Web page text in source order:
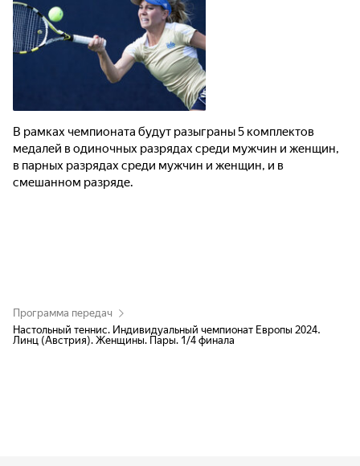
В рамках чемпионата будут разыграны 5 комплектов
медалей в одиночных разрядах среди мужчин и женщин,
в парных разрядах среди мужчин и женщин, и в
смешанном разряде.
Программа передач
Настольный теннис. Индивидуальный чемпионат Европы 2024.
Линц (Австрия). Женщины. Пары. 1/4 финала